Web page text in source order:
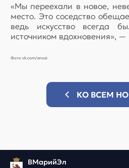
«Мы переехали в новое,
место. Это соседство
ведь искусство всегда
источником вдохновения», —
Фото vk.com/ensai
КО ВСЕМ
ВМарийЭл